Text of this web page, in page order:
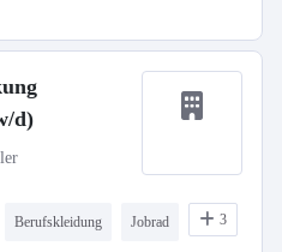
d)
Berufskleidung Jobrad 3